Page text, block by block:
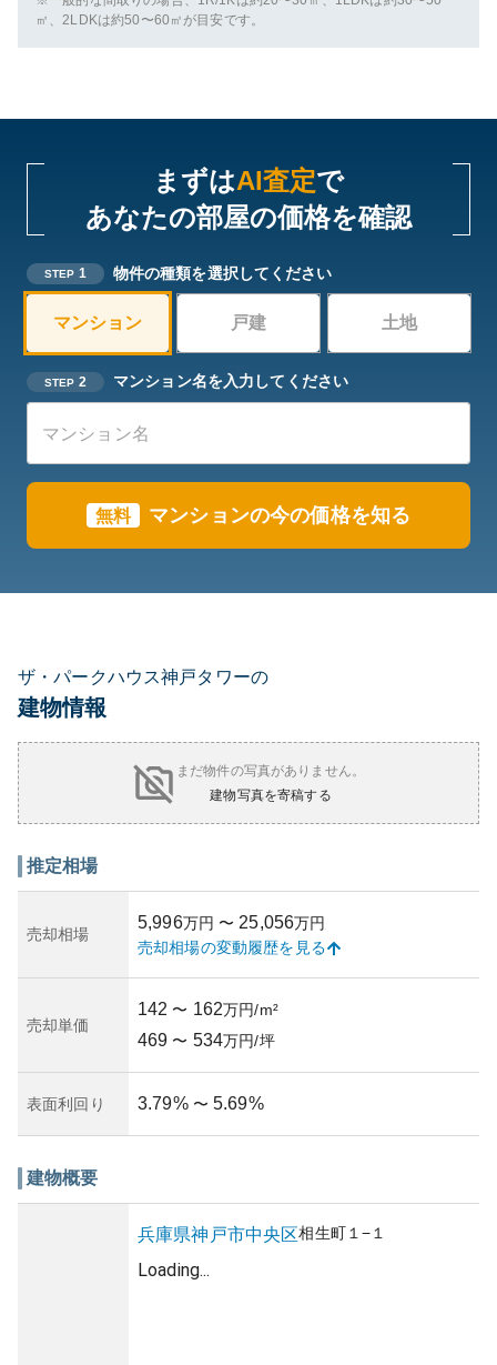
㎡、2LDKは約50〜60㎡が目安です。
まずはAI査定で
あなたの部屋の価格を確認
STEP 1 物件の種類を選択してください
マンション 戸建 土地
STEP 2 マンション名を入力してください
無料 マンションの今の価格を知る
ザ・パークハウス神戸タワーの
建物情報
まだ物件の写真がありません。
建物写真を寄稿する
推定相場
売却相場
5,996万円 〜 25,056万円
売却相場の変動履歴を見る
売却単価
142 〜 162万円/m²
469 〜 534万円/坪
表面利回り 3.79% 〜 5.69%
建物概要
兵庫県神戸市中央区相生町１−１
Loading...